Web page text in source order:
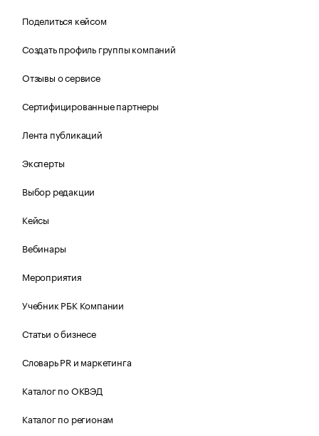
Поделиться кейсом
Создать профиль группы компаний
Отзывы о сервисе
Сертифицированные партнеры
Лента публикаций
Эксперты
Выбор редакции
Кейсы
Вебинары
Мероприятия
Учебник РБК Компании
Статьи о бизнесе
Словарь PR и маркетинга
Каталог по ОКВЭД
Каталог по регионам